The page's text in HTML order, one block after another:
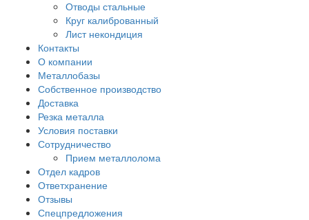
Отводы стальные
Круг калиброванный
Лист некондиция
Контакты
О компании
Металлобазы
Собственное производство
Доставка
Резка металла
Условия поставки
Сотрудничество
Прием металлолома
Отдел кадров
Ответхранение
Отзывы
Спецпредложения